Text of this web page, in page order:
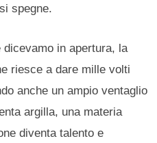
spegne.
in apertura, la
riesce a dare mille volti
anche un ampio ventaglio
argilla, una materia
diventa talento e